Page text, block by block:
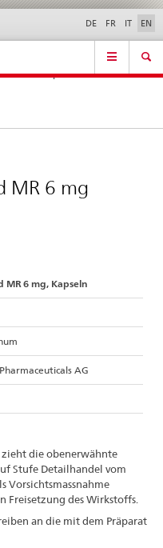
Contact | Support &
Help
DE FR IT EN
MR 6 mg
MR 6 mg, Kapseln
AG
zieht die obenerwähnte
Stufe Detailhandel vom
Vorsichtsmassnahme
Freisetzung des Wirkstoffs.
an die mit dem Präparat